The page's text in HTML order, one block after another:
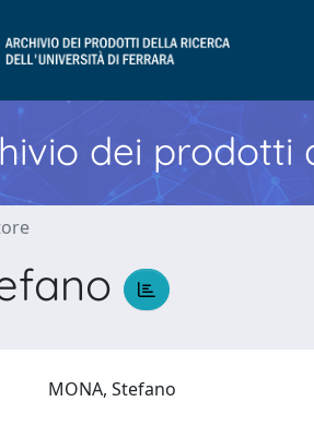
dei prodotti
MONA, Stefano